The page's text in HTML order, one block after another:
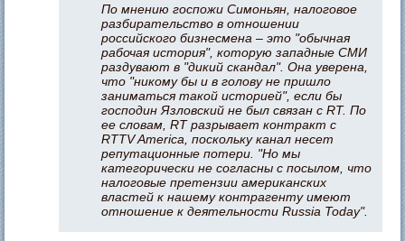
По мнению госпожи Симоньян, налоговое
разбирательство в отношении
российского бизнесмена – это "обычная
рабочая история", которую западные СМИ
раздувают в "дикий скандал". Она уверена,
что "никому бы и в голову не пришло
заниматься такой историей", если бы
господин Язловский не был связан с RT. По
ее словам, RT разрывает контракт с
RTTV America, поскольку канал несет
репутационные потери. "Но мы
категорически не согласны с посылом, что
налоговые претензии американских
властей к нашему контрагенту имеют
отношение к деятельности Russia Today".